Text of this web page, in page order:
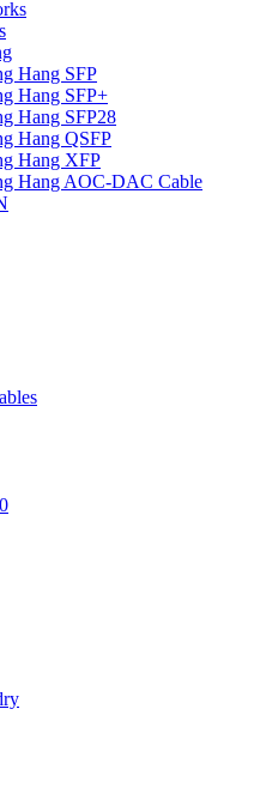
Hang SFP
Hang SFP+
Hang SFP28
Hang QSFP
Hang XFP
Hang AOC-DAC Cable